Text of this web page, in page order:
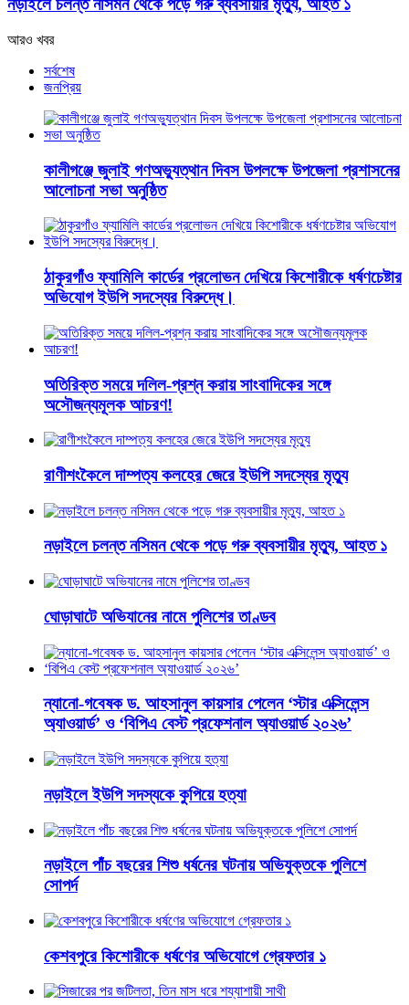
নড়াইলে চলন্ত নসিমন থেকে পড়ে গরু ব্যবসায়ীর মৃত্যু, আহত ১
আরও খবর
সর্বশেষ
জনপ্রিয়
কালীগঞ্জে জুলাই গণঅভ্যুত্থান দিবস উপলক্ষে উপজেলা প্রশাসনের
আলোচনা সভা অনুষ্ঠিত
ঠাকুরগাঁও ফ্যামিলি কার্ডের প্রলোভন দেখিয়ে কিশোরীকে ধর্ষণচেষ্টার
অভিযোগ ইউপি সদস্যের বিরুদ্ধে।
অতিরিক্ত সময়ে দলিল-প্রশ্ন করায় সাংবাদিকের সঙ্গে
অসৌজন্যমূলক আচরণ!
রাণীশংকৈলে দাম্পত্য কলহের জেরে ইউপি সদস্যের মৃত্যু
নড়াইলে চলন্ত নসিমন থেকে পড়ে গরু ব্যবসায়ীর মৃত্যু, আহত ১
ঘোড়াঘাটে অভিযানের নামে পুলিশের তাণ্ডব
ন্যানো-গবেষক ড. আহসানুল কায়সার পেলেন ‘স্টার এক্সিলেন্স
অ্যাওয়ার্ড’ ও ‘বিপিএ বেস্ট প্রফেশনাল অ্যাওয়ার্ড ২০২৬’
নড়াইলে ইউপি সদস্যকে কুপিয়ে হত্যা
নড়াইলে পাঁচ বছরের শিশু ধর্ষনের ঘটনায় অভিযুক্তকে পুলিশে
সোপর্দ
কেশবপুরে কিশোরীকে ধর্ষণের অভিযোগে গ্রেফতার ১